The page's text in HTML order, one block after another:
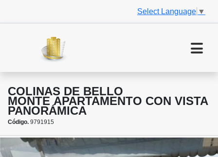
Select Language ▼
COLINAS DE BELLO
MONTE APARTAMENTO CON VISTA
PANORÁMICA
Código. 9791915